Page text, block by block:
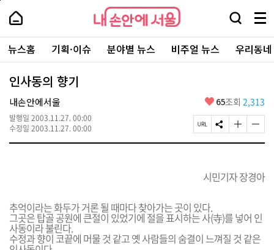
본
로
가
내
손
안
에
서
울
-
서
울
시
대
표
소
내
손
에
울
검
창
열
기
메
뉴
전
체
보
주
요
서
뉴스홈 기획·이슈 분야별 뉴스 비주얼 뉴스 우리동
인사동의 향기
내손안에서울
발행일 2003.11.27. 00:00
수정일 2003.11.27. 00:00
좋
요
65조회 2,313
페
이
R
L
사
S
N
유
하
글
자
크
게
하
기
글
자
작
게
하
기
시민기자 장경아
추억이라는 화두가 거론 될 때마다 찾아가는 곳이 있다.
그곳은 탑골 공원에 큰절이 있었기에 절을 표시하는 사(寺)를 넣어 인
사동이라 불린다.
수정과 향이 코끝에 머물 것 같고 옛 사람들의 숨결이 느껴질 것 같은
페
상
단
로